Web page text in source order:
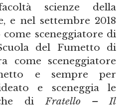
scienze della
e nel settembre 2018
sceneggiatore di
del Fumetto di
come sceneggiatore
e sempre per
e sceneggia le
di Fratello – Il